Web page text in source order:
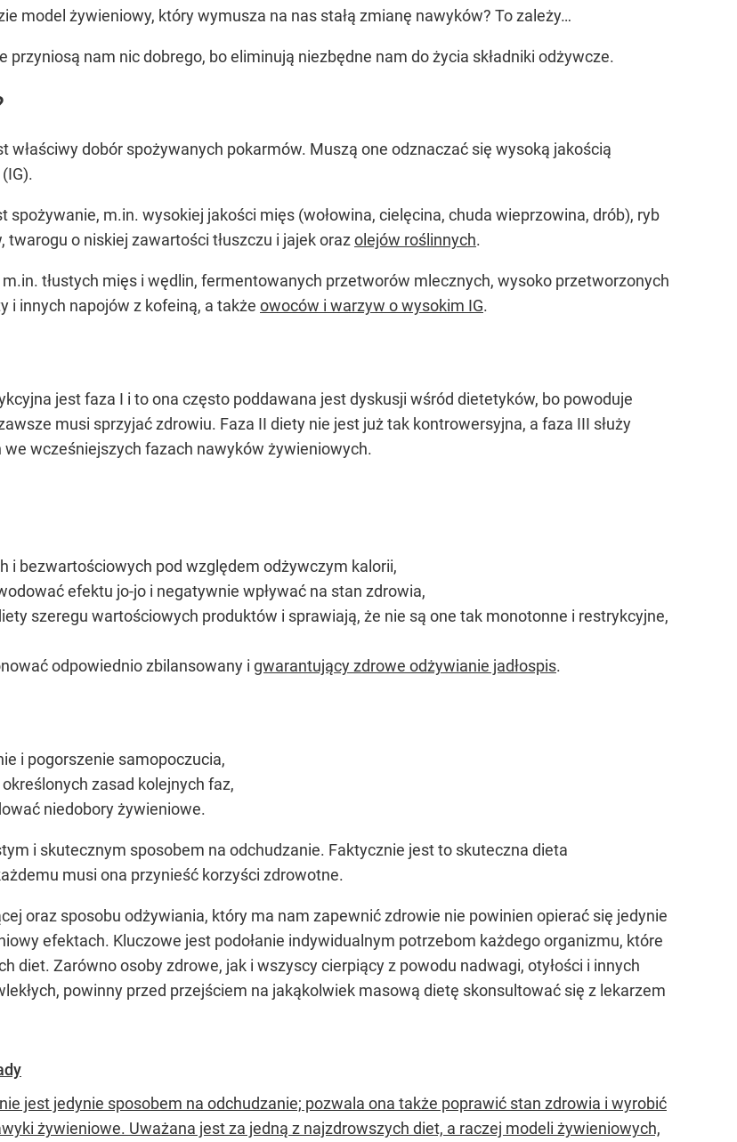
model żywieniowy, który wymusza na nas stałą zmianę nawyków? To zależy…
nam nic dobrego, bo eliminują niezbędne nam do życia składniki odżywcze.
właściwy dobór spożywanych pokarmów. Muszą one odznaczać się wysoką jakością
m.in. wysokiej jakości mięs (wołowina, cielęcina, chuda wieprzowina, drób), ryb
o niskiej zawartości tłuszczu i jajek oraz olejów roślinnych.
tłustych mięs i wędlin, fermentowanych przetworów mlecznych, wysoko przetworzonych
i innych napojów z kofeiną, a także owoców i warzyw o wysokim IG.
jest faza I i to ona często poddawana jest dyskusji wśród dietetyków, bo powoduje
musi sprzyjać zdrowiu. Faza II diety nie jest już tak kontrowersyjna, a faza III służy
wcześniejszych fazach nawyków żywieniowych.
i bezwartościowych pod względem odżywczym kalorii,
efektu jo-jo i negatywnie wpływać na stan zdrowia,
szeregu wartościowych produktów i sprawiają, że nie są one tak monotonne i restrykcyjne,
odpowiednio zbilansowany i gwarantujący zdrowe odżywianie jadłospis.
i pogorszenie samopoczucia,
zasad kolejnych faz,
niedobory żywieniowe.
i skutecznym sposobem na odchudzanie. Faktycznie jest to skuteczna dieta
musi ona przynieść korzyści zdrowotne.
oraz sposobu odżywiania, który ma nam zapewnić zdrowie nie powinien opierać się jedynie
efektach. Kluczowe jest podołanie indywidualnym potrzebom każdego organizmu, które
diet. Zarówno osoby zdrowe, jak i wszyscy cierpiący z powodu nadwagi, otyłości i innych
powinny przed przejściem na jakąkolwiek masową dietę skonsultować się z lekarzem
jest jedynie sposobem na odchudzanie; pozwala ona także poprawić stan zdrowia i wyrobić
żywieniowe. Uważana jest za jedną z najzdrowszych diet, a raczej modeli żywieniowych,